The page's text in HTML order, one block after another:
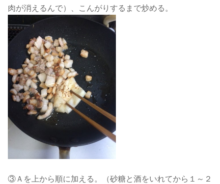
肉が消えるんで）、こんがりするまで炒める。
③Ａを上から順に加える。（砂糖と酒をいれてから１～２